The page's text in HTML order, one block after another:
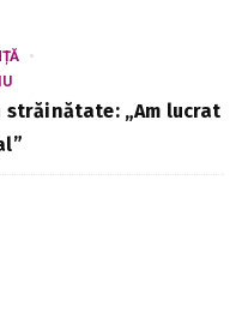
„Am lucrat